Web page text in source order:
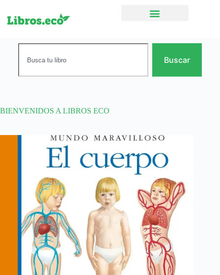
Buscar
BIENVENIDOS A LIBROS ECO